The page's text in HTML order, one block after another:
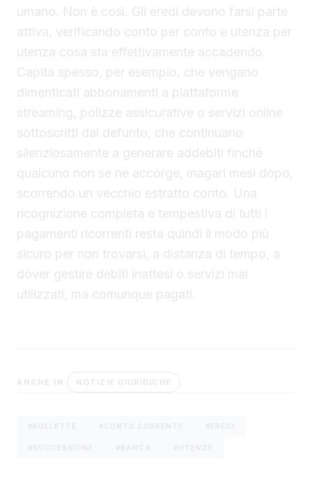
umano. Non è così. Gli eredi devono farsi parte
attiva, verificando conto per conto e utenza per
utenza cosa sta effettivamente accadendo.
Capita spesso, per esempio, che vengano
dimenticati abbonamenti a piattaforme
streaming, polizze assicurative o servizi online
sottoscritti dal defunto, che continuano
silenziosamente a generare addebiti finché
qualcuno non se ne accorge, magari mesi dopo,
scorrendo un vecchio estratto conto. Una
ricognizione completa e tempestiva di tutti i
pagamenti ricorrenti resta quindi il modo più
sicuro per non trovarsi, a distanza di tempo, a
dover gestire debiti inattesi o servizi mai
utilizzati, ma comunque pagati.
ANCHE IN NOTIZIE GIURIDICHE